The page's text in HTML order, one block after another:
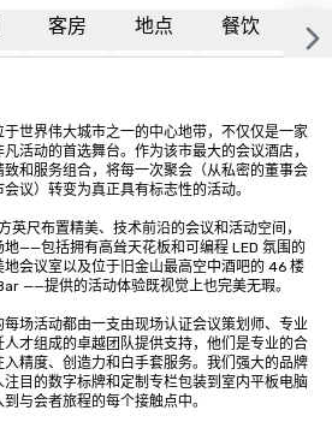
客房 地点 餐饮 更
于世界伟大城市之一的中心地带，不仅仅是一家
活动的首选舞台。作为该市最大的会议酒店，
和服务组合，将每一次聚会（从私密的董事会
议）转变为真正具有标志性的活动。
尺布置精美、技术前沿的会议和活动空间，
——包括拥有高耸天花板和可编程 LED 氛围的
会议室以及位于旧金山最高空中酒吧的 46 楼
——提供的活动体验既视觉上也完美无瑕。
每场活动都由一支由现场认证会议策划师、专业
才组成的卓越团队提供支持，他们是专业的合
精度、创造力和白手套服务。我们强大的品牌
目的数字标牌和定制专栏包装到室内平板电脑
与会者旅程的每个接触点中。